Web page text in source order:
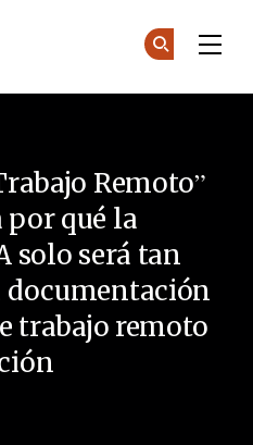
Remoto”
por qué la
solo será tan
documentación
trabajo remoto